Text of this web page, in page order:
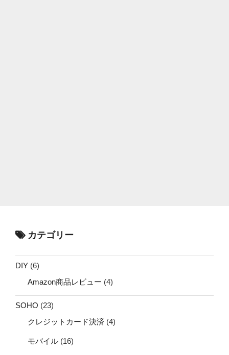
カテゴリー
DIY (6)
Amazon商品レビュー (4)
SOHO (23)
クレジットカード決済 (4)
モバイル (16)